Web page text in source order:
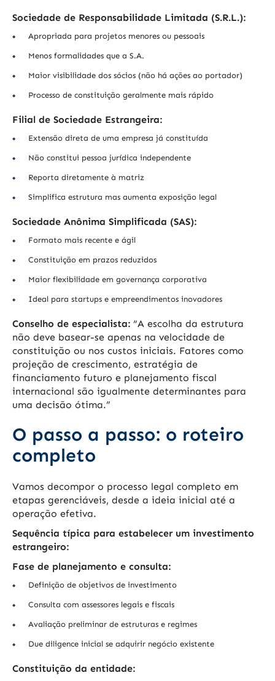
Sociedade de Responsabilidade Limitada (S.R.L.):
Apropriada para projetos menores ou pessoais
Menos formalidades que a S.A.
Maior visibilidade dos sócios (não há ações ao portador)
Processo de constituição geralmente mais rápido
Filial de Sociedade Estrangeira:
Extensão direta de uma empresa já constituída
Não constitui pessoa jurídica independente
Reporta diretamente à matriz
Simplifica estrutura mas aumenta exposição legal
Sociedade Anônima Simplificada (SAS):
Formato mais recente e ágil
Constituição em prazos reduzidos
Maior flexibilidade em governança corporativa
Ideal para startups e empreendimentos inovadores
Conselho de especialista: “A escolha da estrutura
não deve basear-se apenas na velocidade de
constituição ou nos custos iniciais. Fatores como
projeção de crescimento, estratégia de
financiamento futuro e planejamento fiscal
internacional são igualmente determinantes para
uma decisão ótima.”
O passo a passo: o roteiro
completo
Vamos decompor o processo legal completo em
etapas gerenciáveis, desde a ideia inicial até a
operação efetiva.
Sequência típica para estabelecer um investimento
estrangeiro:
Fase de planejamento e consulta:
Definição de objetivos de investimento
Consulta com assessores legais e fiscais
Avaliação preliminar de estruturas e regimes
Due diligence inicial se adquirir negócio existente
Constituição da entidade: